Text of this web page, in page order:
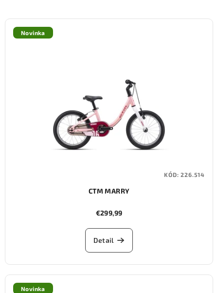
Novinka
CTM MARRY
€299,99
Detail
KÓD:226.514
Novinka